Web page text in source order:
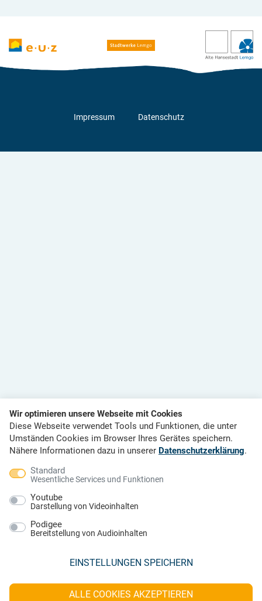
Impressum Datenschutz
Wir optimieren unsere Webseite mit Cookies
Diese Webseite verwendet Tools und Funktionen, die unter
Umständen Cookies im Browser Ihres Gerätes speichern.
Nähere Informationen dazu in unserer Datenschutzerklärung.
Standard
Wesentliche Services und Funktionen
Youtube
Darstellung von Videoinhalten
Podigee
Bereitstellung von Audioinhalten
ALLE COOKIES AKZEPTIEREN
EINSTELLUNGEN SPEICHERN